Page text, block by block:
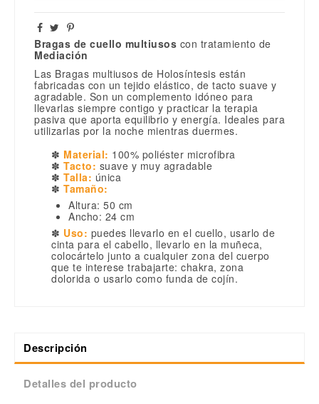
Bragas de cuello multiusos con tratamiento de
Mediación
Las Bragas multiusos de Holosíntesis están
fabricadas con un tejido elástico, de tacto suave y
agradable. Son un complemento idóneo para
llevarlas siempre contigo y practicar la terapia
pasiva que aporta equilibrio y energía. Ideales para
utilizarlas por la noche mientras duermes.
✽ Material: 100% poliéster microfibra
✽ Tacto: suave y muy agradable
✽ Talla: única
✽ Tamaño:
Altura: 50 cm
Ancho: 24 cm
✽ Uso: puedes llevarlo en el cuello, usarlo de
cinta para el cabello, llevarlo en la muñeca,
colocártelo junto a cualquier zona del cuerpo
que te interese trabajarte: chakra, zona
dolorida o usarlo como funda de cojín.
Descripción
Detalles del producto